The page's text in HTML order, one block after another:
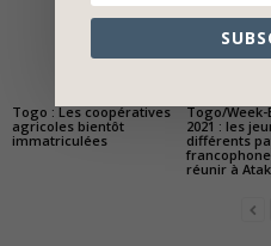
ARTICLES CONNEXES
Togo : Les coopératives
agricoles bientôt
immatriculées
Togo/Week-
2021 : les
différents
réunir à